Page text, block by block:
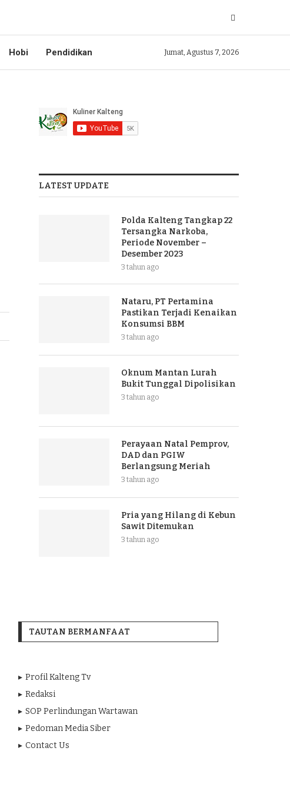
Hobi Pendidikan Jumat, Agustus 7, 2026
LATEST UPDATE
Polda Kalteng Tangkap 22
Tersangka Narkoba,
Periode November –
Desember 2023
3 tahun ago
Nataru, PT Pertamina
Pastikan Terjadi Kenaikan
Konsumsi BBM
3 tahun ago
Oknum Mantan Lurah
Bukit Tunggal Dipolisikan
3 tahun ago
Perayaan Natal Pemprov,
DAD dan PGIW
Berlangsung Meriah
3 tahun ago
Pria yang Hilang di Kebun
Sawit Ditemukan
3 tahun ago
TAUTAN BERMANFAAT
Profil Kalteng Tv
Redaksi
SOP Perlindungan Wartawan
Pedoman Media Siber
Contact Us